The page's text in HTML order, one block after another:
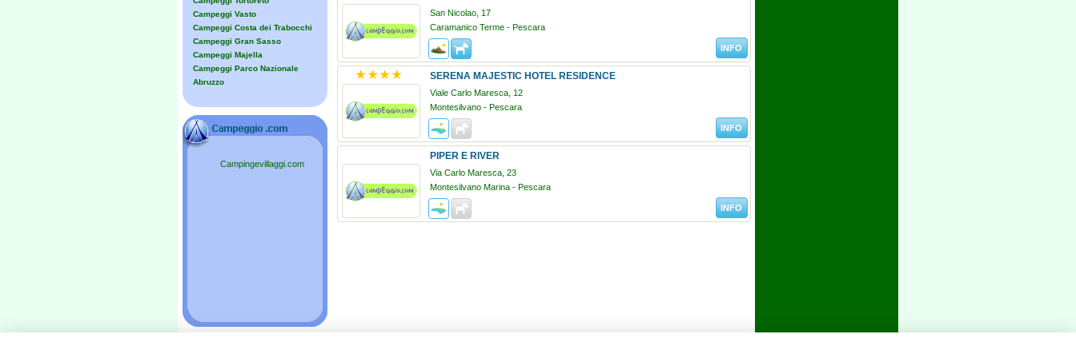
Campeggi Vasto
Campeggi Costa dei Trabocchi
Campeggi Gran Sasso
Campeggi Majella
Campeggi Parco Nazionale
Abruzzo
Campingevillaggi.com
San Nicolao, 17
Caramanico Terme - Pescara
INFO
SERENA MAJESTIC HOTEL RESIDENCE
Viale Carlo Maresca, 12
Montesilvano - Pescara
INFO
PIPER E RIVER
Via Carlo Maresca, 23
Montesilvano Marina - Pescara
INFO